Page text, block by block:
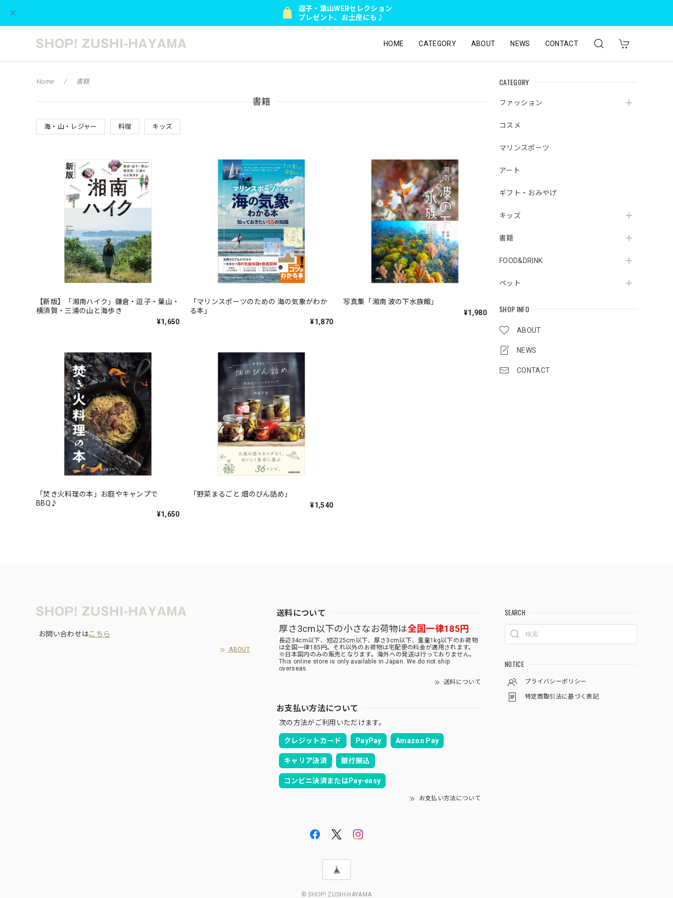
逗子・葉山WEBセレクション
プレゼント、お土産にも♪
HOME CATEGORY ABOUT NEWS CONTACT
CATEGORY
ファッション
コスメ
マリンスポーツ
アート
ギフト・おみやげ
キッズ
書籍
FOOD&DRINK
ペット
SHOP INFO
ABOUT
NEWS
CONTACT
Home 書籍
書籍
海・山・レジャー 料理 キッズ
【新版】「湘南ハイク」鎌倉・逗子・葉山・
横須賀・三浦の山と海歩き
¥1,650
「マリンスポーツのための 海の気象がわか
る本」
¥1,870
写真集「湘南 波の下水族館」
¥1,980
「焚き火料理の本」お庭やキャンプで
BBQ♪
¥1,650
「野菜まるごと 畑のびん詰め」
¥1,540
お問い合わせはこちら
ABOUT
送料について
厚さ3cm以下の小さなお荷物は全国一律185円
長辺34cm以下、短辺25cm以下、厚さ3cm以下、重量1kg以下のお荷物
は全国一律185円。それ以外のお荷物は宅配便の料金が適用されます。
※日本国内のみの販売となります。海外への発送は行っておりません。
This online store is only available in Japan. We do not ship
overseas.
送料について
お支払い方法について
次の方法がご利用いただけます。
クレジットカード PayPay Amazon Pay
キャリア決済 銀行振込
コンビニ決済またはPay-easy
お支払い方法について
SEARCH
NOTICE
プライバシーポリシー
特定商取引法に基づく表記
© SHOP! ZUSHI-HAYAMA